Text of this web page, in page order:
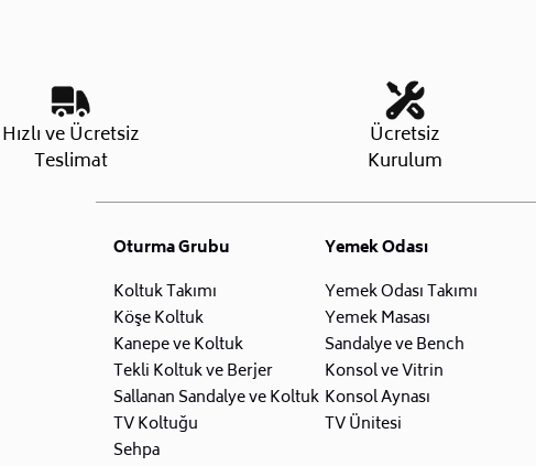
Hızlı ve Ücretsiz
Teslimat
Ücretsiz
Kurulum
Oturma Grubu
Koltuk Takımı
Köşe Koltuk
Kanepe ve Koltuk
Tekli Koltuk ve Berjer
Sallanan Sandalye ve Koltuk
TV Koltuğu
Sehpa
Yemek Odası
Yemek Odası Takımı
Yemek Masası
Sandalye ve Bench
Konsol ve Vitrin
Konsol Aynası
TV Ünitesi